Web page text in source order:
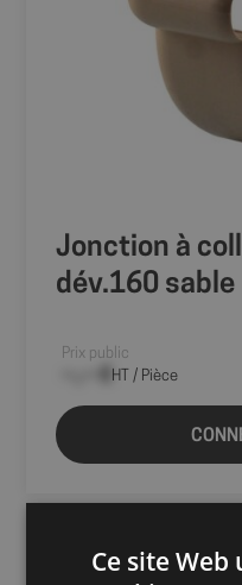
Jonction à
dév.160 sable
Prix public
HT / Pièce
Ce site Web